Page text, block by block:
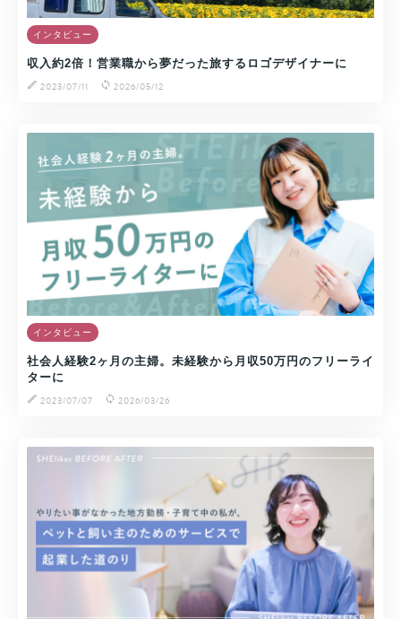
インタビュー
収入約2倍！営業職から夢だった旅するロゴデザイナーに
2023/07/11
2026/05/12
インタビュー
社会人経験2ヶ月の主婦。未経験から月収50万円のフリーライ
ターに
2023/07/07
2026/03/26